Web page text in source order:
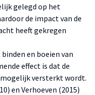
gelegd op het
de impact van de
heeft gekregen
en boeien van
effect is dat de
versterkt wordt.
en Verhoeven (2015)